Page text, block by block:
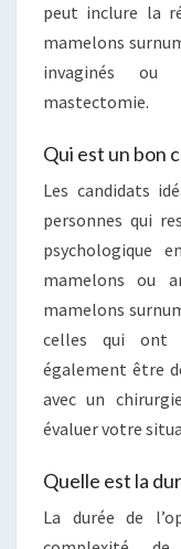
peut inclure la
mamelons
invaginés ou
mastectomie.
Qui est un bon
Les candidats
personnes qui
psychologique
mamelons ou
mamelons
celles qui ont
également être
avec un
évaluer votre
Quelle est la
La durée de